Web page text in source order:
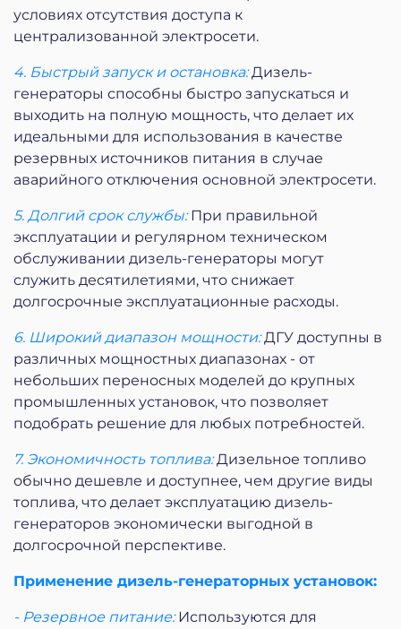
условиях отсутствия доступа к
централизованной электросети.
4. Быстрый запуск и остановка:Дизель-
генераторы способны быстро запускаться и
выходить на полную мощность, что делает их
идеальными для использования в качестве
резервных источников питания в случае
аварийного отключения основной электросети.
5. Долгий срок службы: При правильной
эксплуатации и регулярном техническом
обслуживании дизель-генераторы могут
служить десятилетиями, что снижает
долгосрочные эксплуатационные расходы.
6. Широкий диапазон мощности:ДГУ доступны в
различных мощностных диапазонах - от
небольших переносных моделей до крупных
промышленных установок, что позволяет
подобрать решение для любых потребностей.
7. Экономичность топлива:Дизельное топливо
обычно дешевле и доступнее, чем другие виды
топлива, что делает эксплуатацию дизель-
генераторов экономически выгодной в
долгосрочной перспективе.
Применение дизель-генераторных установок:
- Резервное питание:Используются для